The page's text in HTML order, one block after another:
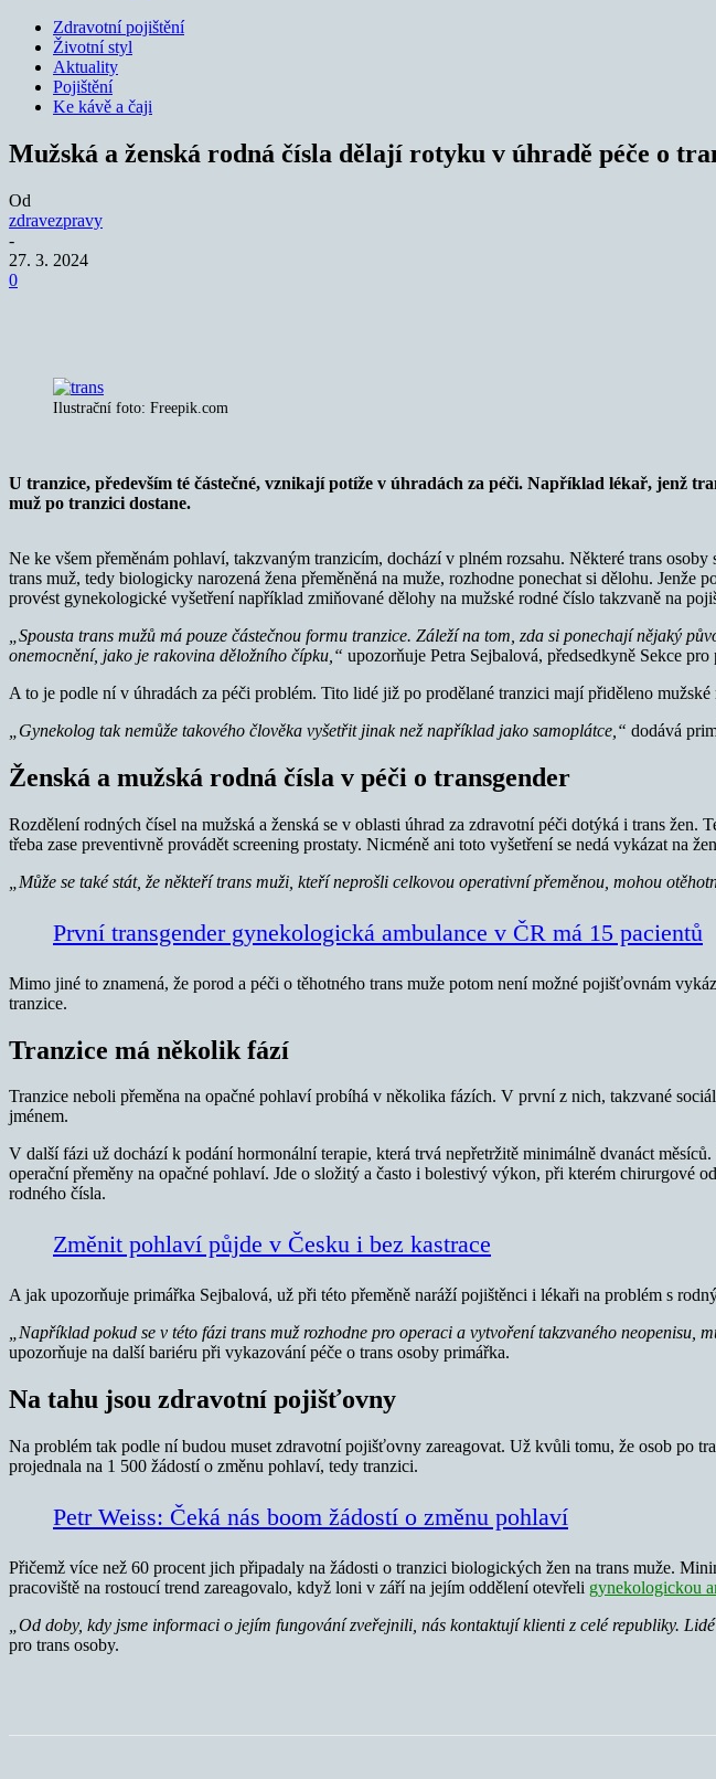
Zdravotní pojištění
Životní styl
Aktuality
Pojištění
Ke kávě a čaji
Mužská a ženská rodná čísla dělají rotyku v úhradě péče o
Od
zdravezpravy
-
27. 3. 2024
0
Ilustrační foto: Freepik.com
U tranzice, především té částečné, vznikají potíže v úhradách za péči. Například lékař, jenž
muž po tranzici dostane.
Ne ke všem přeměnám pohlaví, takzvaným tranzicím, dochází v plném rozsahu. Některé trans
trans muž, tedy biologicky narozená žena přeměněná na muže, rozhodne ponechat si dělohu.
provést gynekologické vyšetření například zmiňované dělohy na mužské rodné číslo takzvaně na
„Spousta trans mužů má pouze částečnou formu tranzice. Záleží na tom, zda si ponechají nějaký
onemocnění, jako je rakovina děložního čípku,“ upozorňuje Petra Sejbalová, předsedkyně Sekce
A to je podle ní v úhradách za péči problém. Tito lidé již po prodělané tranzici mají přiděleno
„Gynekolog tak nemůže takového člověka vyšetřit jinak než například jako samoplátce,“ dodává
Ženská a mužská rodná čísla v péči o transgender
Rozdělení rodných čísel na mužská a ženská se v oblasti úhrad za zdravotní péči dotýká i trans
třeba zase preventivně provádět screening prostaty. Nicméně ani toto vyšetření se nedá vykázat na
„Může se také stát, že někteří trans muži, kteří neprošli celkovou operativní přeměnou, mohou
První transgender gynekologická ambulance v ČR má 15 pacientů
Mimo jiné to znamená, že porod a péči o těhotného trans muže potom není možné pojišťovnám
tranzice.
Tranzice má několik fází
Tranzice neboli přeměna na opačné pohlaví probíhá v několika fázích. V první z nich, takzvané
jménem.
V další fázi už dochází k podání hormonální terapie, která trvá nepřetržitě minimálně dvanáct
operační přeměny na opačné pohlaví. Jde o složitý a často i bolestivý výkon, při kterém chirurgové
rodného čísla.
Změnit pohlaví půjde v Česku i bez kastrace
A jak upozorňuje primářka Sejbalová, už při této přeměně naráží pojištěnci i lékaři na problém s
„Například pokud se v této fázi trans muž rozhodne pro operaci a vytvoření takzvaného neopenisu,
upozorňuje na další bariéru při vykazování péče o trans osoby primářka.
Na tahu jsou zdravotní pojišťovny
Na problém tak podle ní budou muset zdravotní pojišťovny zareagovat. Už kvůli tomu, že osob po
projednala na 1 500 žádostí o změnu pohlaví, tedy tranzici.
Petr Weiss: Čeká nás boom žádostí o změnu pohlaví
Přičemž více než 60 procent jich připadaly na žádosti o tranzici biologických žen na trans muže.
pracoviště na rostoucí trend zareagovalo, když loni v září na jejím oddělení otevřeli gynekologickou
„Od doby, kdy jsme informaci o jejím fungování zveřejnili, nás kontaktují klienti z celé republiky.
pro trans osoby.